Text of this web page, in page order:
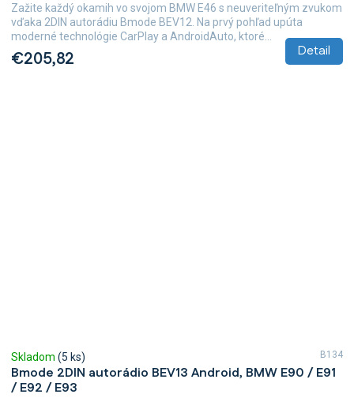
€205,82 Detail
Zažite každý okamih vo svojom BMW E46 s neuveriteľným zvukom
vďaka 2DIN autorádiu Bmode BEV12. Na prvý pohľad upúta
moderné technológie CarPlay a AndroidAuto, ktoré...
Bmode 2DIN autorádio BEV13 Android, BMW E90 / E91
/ E92 / E93
Skladom (5 ks) B134